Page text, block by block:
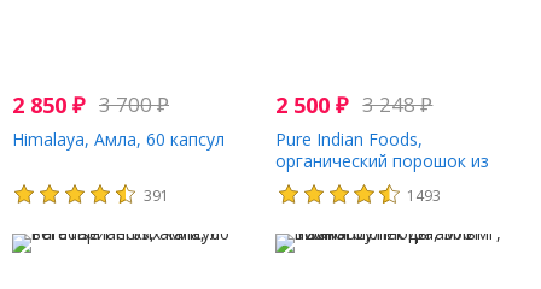
2 850 ₽ 3 700₽
Himalaya, Амла, 60 капсул
391
2 500₽ 3 248₽
Pure Indian Foods,
органический порошок из
амлы, 227 г (8 унций)
1493